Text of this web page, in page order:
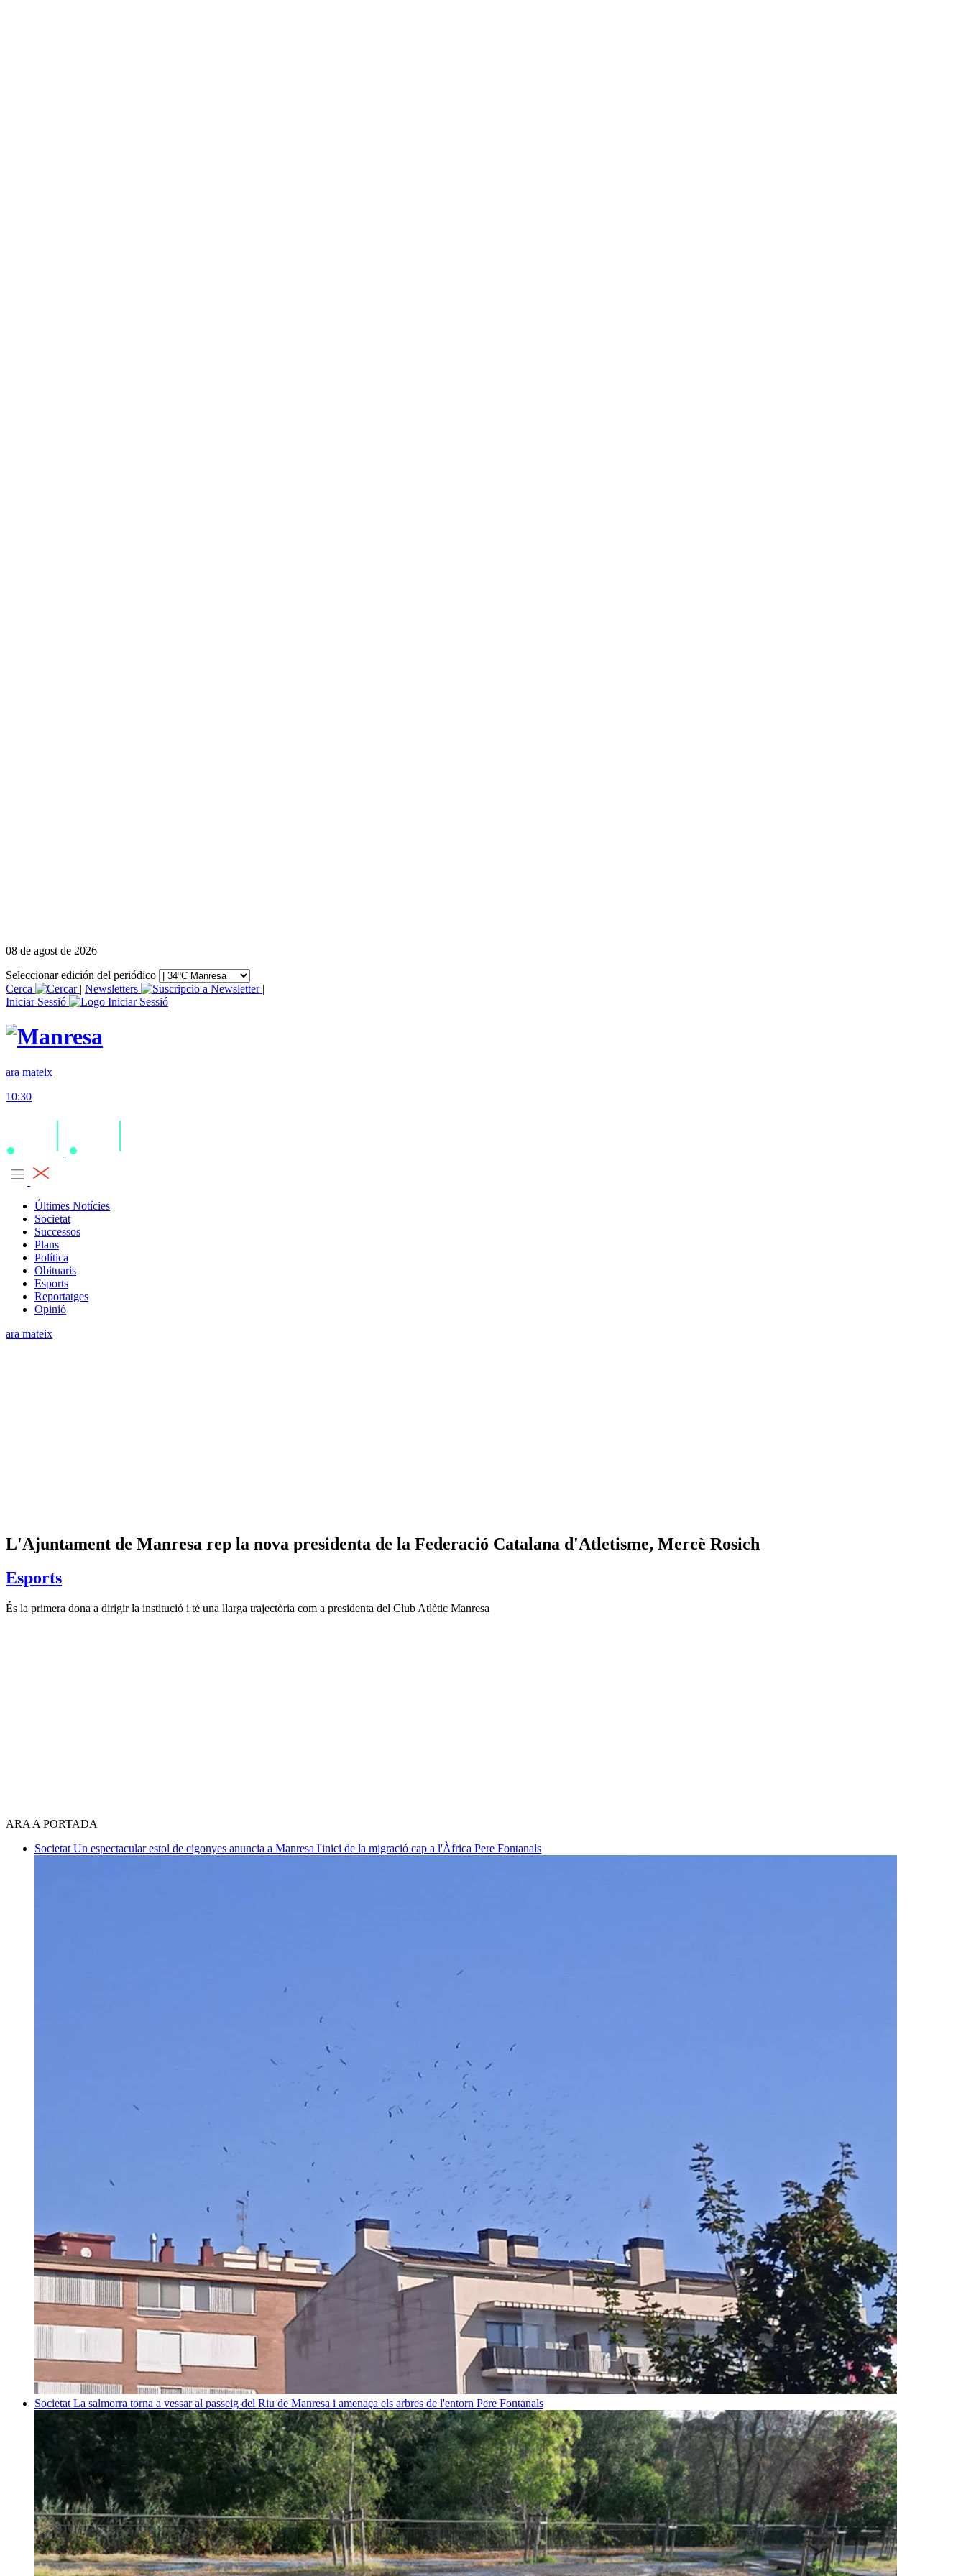
08 de agost de 2026
Seleccionar edición del periódico
Cerca
| Newsletters
|
Iniciar Sessió
ara mateix
10:30
Últimes Notícies
Societat
Successos
Plans
Política
Obituaris
Esports
Reportatges
Opinió
ara mateix
L'Ajuntament de Manresa rep la nova presidenta de la Federació Catalana d'Atletisme, Mercè Rosich
Esports
És la primera dona a dirigir la institució i té una llarga trajectòria com a presidenta del Club Atlètic Manresa
ARA A PORTADA
Societat Un espectacular estol de cigonyes anuncia a Manresa l'inici de la migració cap a l'Àfrica Pere Fontanals
Societat La salmorra torna a vessar al passeig del Riu de Manresa i amenaça els arbres de l'entorn Pere Fontanals